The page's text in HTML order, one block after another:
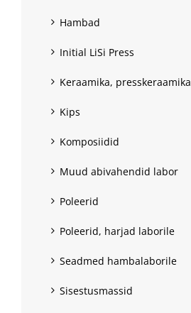
Hambad
Initial LiSi Press
Keraamika, presskeraamika
Kips
Komposiidid
Muud abivahendid labor
Poleerid
Poleerid, harjad laborile
Seadmed hambalaborile
Sisestusmassid